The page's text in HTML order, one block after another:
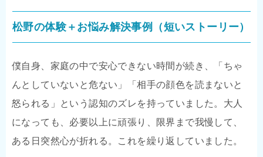
松野の体験＋お悩み解決事例（短いストーリー）
僕自身、家庭の中で安心できない時間が続き、「ちゃ
んとしていないと危ない」「相手の顔色を読まないと
怒られる」という認知のズレを持っていました。大人
になっても、必要以上に頑張り、限界まで我慢して、
ある日突然心が折れる。これを繰り返していました。